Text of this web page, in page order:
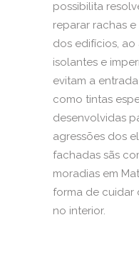
possibilita
reparar rachas
dos edifícios,
isolantes e
evitam a
como tintas
desenvolvidas
agressões dos
fachadas sãs
moradias em
forma de cuidar
no interior.